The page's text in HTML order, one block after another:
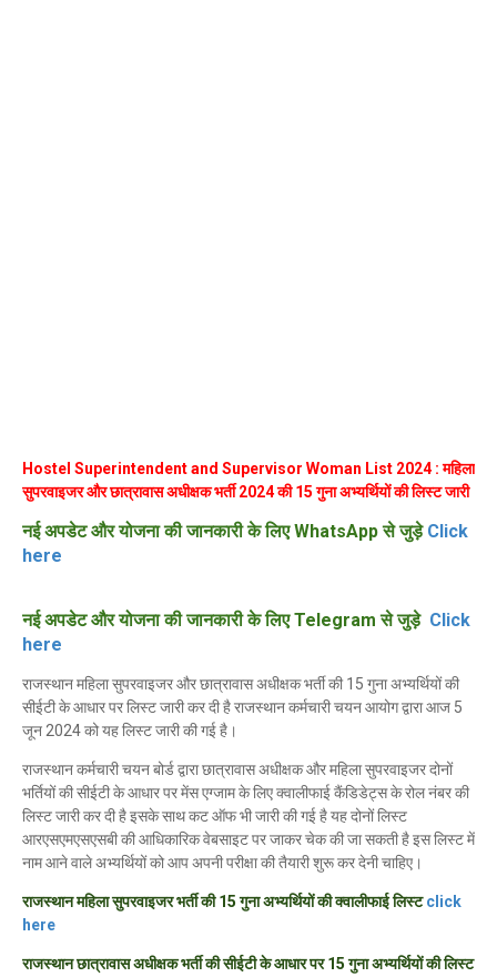
Hostel Superintendent and Supervisor Woman List 2024 : महिला
सुपरवाइजर और छात्रावास अधीक्षक भर्ती 2024 की 15 गुना अभ्यर्थियों की लिस्ट जारी
नई अपडेट और योजना की जानकारी के लिए WhatsApp से जुड़ेClick
here
नई अपडेट और योजना की जानकारी के लिए Telegram से जुड़ेClick
here
राजस्थान महिला सुपरवाइजर और छात्रावास अधीक्षक भर्ती की 15 गुना अभ्यर्थियों की
सीईटी के आधार पर लिस्ट जारी कर दी है राजस्थान कर्मचारी चयन आयोग द्वारा आज 5
जून 2024 को यह लिस्ट जारी की गई है।
राजस्थान कर्मचारी चयन बोर्ड द्वारा छात्रावास अधीक्षक और महिला सुपरवाइजर दोनों
भर्तियों की सीईटी के आधार पर मेंस एग्जाम के लिए क्वालीफाई कैंडिडेट्स के रोल नंबर की
लिस्ट जारी कर दी है इसके साथ कट ऑफ भी जारी की गई है यह दोनों लिस्ट
आरएसएमएसएसबी की आधिकारिक वेबसाइट पर जाकर चेक की जा सकती है इस लिस्ट में
नाम आने वाले अभ्यर्थियों को आप अपनी परीक्षा की तैयारी शुरू कर देनी चाहिए।
राजस्थान महिला सुपरवाइजर भर्ती की 15 गुना अभ्यर्थियों की क्वालीफाई लिस्टclick
here
राजस्थान छात्रावास अधीक्षक भर्ती की सीईटी के आधार पर 15 गुना अभ्यर्थियों की लिस्ट